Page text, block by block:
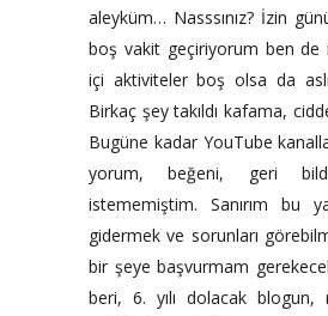
aleyküm… Nasssınız? İzin
boş vakit geçiriyorum ben de
içi aktiviteler boş olsa da
Birkaç şey takıldı kafama,
Bugüne kadar YouTube
yorum, beğeni, geri
istememiştim. Sanırım bu
gidermek ve sorunları
bir şeye başvurmam
beri, 6. yılı dolacak blogun,